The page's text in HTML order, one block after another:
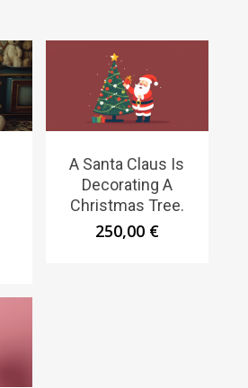
A Santa Claus Is
Decorating A
Christmas Tree.
250,00 €